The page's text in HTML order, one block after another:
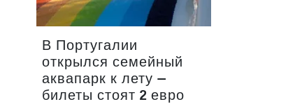
В Португалии
открылся семейный
аквапарк к лету —
билеты стоят 2 евро